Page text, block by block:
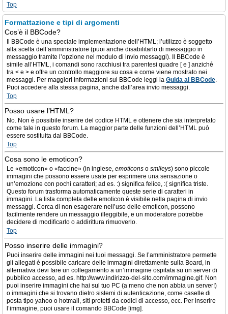
Top
Formattazione e tipi di argomenti
Cos’è il BBCode?
Il BBCode è una speciale implementazione dell’HTML; l’utilizzo è soggetto
alla scelta dell’amministratore (puoi anche disabilitarlo di messaggio in
messaggio tramite l’opzione nel modulo di invio messaggi). Il BBCode è
simile all’HTML, i comandi sono racchiusi tra parentesi quadre [ e ] anziché
tra < e > e offre un controllo maggiore su cosa e come viene mostrato nei
messaggi. Per maggiori informazioni sul BBCode leggi la Guida al BBCode.
Puoi accedere alla stessa pagina, anche dall’area invio messaggi.
Top
Posso usare l’HTML?
No. Non è possibile inserire del codice HTML e ottenere che sia interpretato
come tale in questo forum. La maggior parte delle funzioni dell’HTML può
essere sostituita dal BBCode.
Top
Cosa sono le emoticon?
Le «emoticon» o «faccine» (in inglese, emoticons o smileys) sono piccole
immagini che possono essere usate per esprimere una sensazione o
un’emozione con pochi caratteri; ad es. :) significa felice, :( significa triste.
Questo forum trasforma automaticamente queste serie di caratteri in
immagini. La lista completa delle emoticon è visibile nella pagina di invio
messaggi. Cerca di non esagerare nell’uso delle emoticon, possono
facilmente rendere un messaggio illeggibile, e un moderatore potrebbe
decidere di modificarlo o addirittura rimuoverlo.
Top
Posso inserire delle immagini?
Puoi inserire delle immagini nei tuoi messaggi. Se l’amministratore permette
gli allegati è possibile caricare delle immagini direttamente sulla Board, in
alternativa devi fare un collegamento a un’immagine ospitata su un server di
pubblico accesso, ad es. http://www.indirizzo-del-sito.com/immagine.gif. Non
puoi inserire immagini che hai sul tuo PC (a meno che non abbia un server!)
o immagini che si trovano dietro sistemi di autenticazione, come caselle di
posta tipo yahoo o hotmail, siti protetti da codici di accesso, ecc. Per inserire
l’immagine, puoi usare il comando BBCode [img].